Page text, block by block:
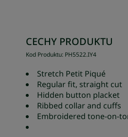
CECHY PRODUKTU
Kod Produktu: PH5522.IY4
Stretch Petit Piqué
Regular fit, straight cut
Hidden button placket
Ribbed collar and cuffs
Embroidered tone-on-